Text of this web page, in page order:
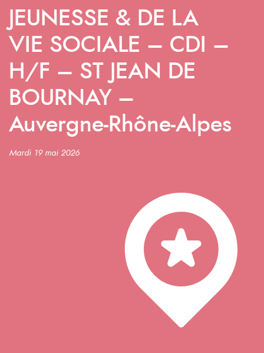
JEUNESSE & DE LA
VIE SOCIALE – CDI –
H/F – ST JEAN DE
BOURNAY –
Auvergne-Rhône-Alpes
Mardi 19 mai 2026